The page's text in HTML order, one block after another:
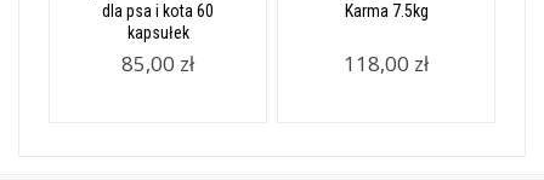
dla psa i kota 60
kapsułek
85,00 zł
Karma 7.5kg
118,00 zł